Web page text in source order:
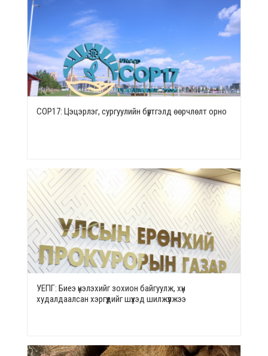
СОР17: Цэцэрлэг, сургуулийн бүртгэлд өөрчлөлт орно
УЕПГ: Биеэ үнэлэхийг зохион байгуулж, хүн
худалдаалсан хэргүүдийг шүүхэд шилжүүлжээ